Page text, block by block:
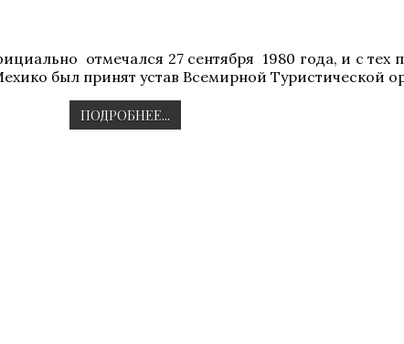
отмечался 27 сентября 1980 года, и с тех
был принят устав Всемирной Туристической
ПОДРОБНЕЕ...